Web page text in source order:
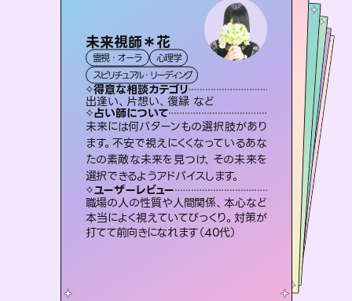
未来視師＊花
霊視・オーラ
心理学
スピリチュアル・リーディング
得意な相談カテゴリ
出逢い、片想い、復縁 など
占い師について
未来には何パターンもの選択肢があり
ます。不安で視えにくくなっているあな
たの素敵な未来を見つけ、その未来を
選択できるようアドバイスします。
ユーザーレビュー
職場の人の性質や人間関係、本心など
本当によく視えていてびっくり。対策が
打てて前向きになれます（40代）
桃源珠羽（とうげんみう）
霊視・オーラ タロット
スピリチュアル・リーディング
得意な相談カテゴリ
片想い、あの人の気持ち、復縁 など
占い師について
恋愛のお悩みの中でも特に「曖昧な関
係」の相談を得意としており、友達以上
恋人未満なお相手との今後や本音を丁
寧に読み解き恋愛成就へと導きます。
ユーザーレビュー
鑑定していただいてアドバイス通りに行
動すると仲が復活してきました。ありが
とうございました（40代 女性）
彗望（すいぼう
霊視・オーラ
スピリチュアル・リーディング
得意な相談カテゴリ
片想い、あの人の気持ち、復縁 など
占い師について
3,700年以上の歴史を持つ東洋最古の
占術「易占」で詳細まで占い、幸せへ向
かう道筋を示します。厳しい結果にも具
体的な対策をお伝えします。
ユーザーレビュー
複雑な背景もしっかり聞いて鑑定して
いただけました。気持ちが楽になりまし
た（50代 女性）
セラピスト理恵
霊視・オーラ
スピリチュアル・リーディング
得意な相談カテゴリ
片想い、二人の未来、年の差 など
占い師について
連絡再開、復縁、成就などの報告実績多数。セラピストとして2万超の施術経験があるからこそできる鑑定で、より良い未来をサポートします。
ユーザーレビュー
とても心温まる鑑定でした。しかもこち
らは何も言っていないのに視えていらっ
しゃるんだなと驚きです（30代女性）
アイリス -iris-
西洋占星術
ルーン
得意な相談カテゴリ
恋愛総合、片想い、二人の未来 など
占い師について
復縁、恋愛、不倫の行方、同性愛や片
思い、仕事関係や借金問題まで知りた
いことや心の負担になっていることを
紐解き、背中をそっと押して導きます。
ユーザーレビュー
安心感のあり、言い切ってくれる所や濁
さない鑑定のおかげで、毎回自分の気
持ちを整えられます（30代 男性）
おう 霊感オラクル
霊視・オーラ
オラクルカード
得意な相談カテゴリ
恋愛総合、あの人の気持ち など
占い師について
霊視×オラクルカードを使って「今」と
「未来」そして「気になるあの人の気持
ち」まで丁寧に読み解き、恋や人生のヒ
ントを優しく引き出します。
ユーザーレビュー
不安な気持ちが嘘みたいに晴れまし
た…！よく視えていらっしゃるんだなと
感じました（40代 女性）